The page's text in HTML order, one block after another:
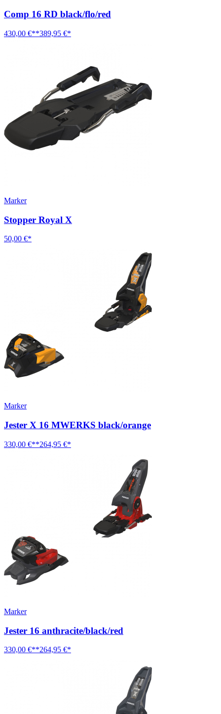
Comp 16 RD black/flo/red
430,00 €**389,95 €*
Marker
Stopper Royal X
50,00 €*
Marker
Jester X 16 MWERKS black/orange
330,00 €**264,95 €*
Marker
Jester 16 anthracite/black/red
330,00 €**264,95 €*